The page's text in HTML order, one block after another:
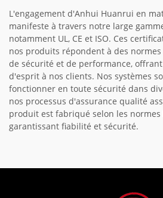
L'engagement d'Anhui Huanrui en
manifeste à travers notre large
notamment UL, CE et ISO. Ces
nos produits répondent à des
de sécurité et de performance,
d'esprit à nos clients. Nos systèmes
fonctionner en toute sécurité dans
nos processus d'assurance qualité
produit est fabriqué selon les normes
garantissant fiabilité et sécurité.